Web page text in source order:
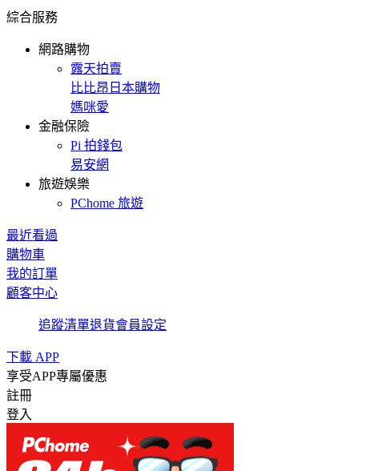
綜合服務
網路購物
露天拍賣
比比昂日本購物
媽咪愛
金融保險
Pi 拍錢包
易安網
旅遊娛樂
PChome 旅遊
最近看過
購物車
我的訂單
顧客中心
追蹤清單退貨會員設定
下載 APP
享受APP專屬優惠
註冊
登入